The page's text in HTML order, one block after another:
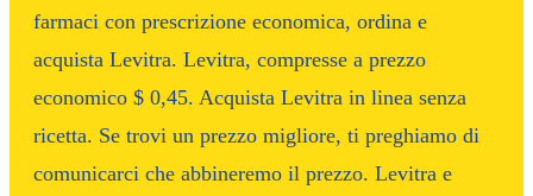
farmaci con prescrizione economica, ordina e
acquista Levitra. Levitra, compresse a prezzo
economico $ 0,45. Acquista Levitra in linea senza
ricetta. Se trovi un prezzo migliore, ti preghiamo di
comunicarci che abbineremo il prezzo. Levitra e